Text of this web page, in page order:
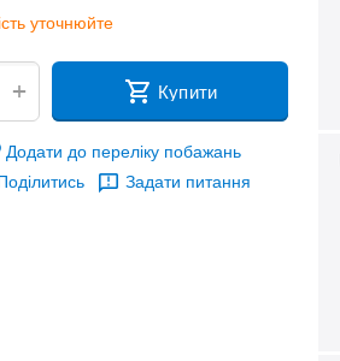
уточнюйте
+ Купити
Додати до переліку побажань
Задати питання